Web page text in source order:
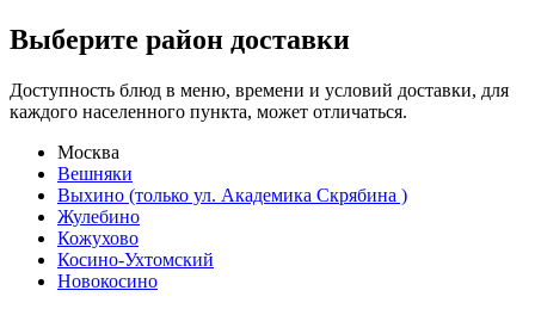
Выберите район доставки
Доступность блюд в меню, времени и условий доставки, для
каждого населенного пункта, может отличаться.
Москва
Вешняки
Выхино (только ул. Академика Скрябина )
Жулебино
Кожухово
Косино-Ухтомский
Новокосино